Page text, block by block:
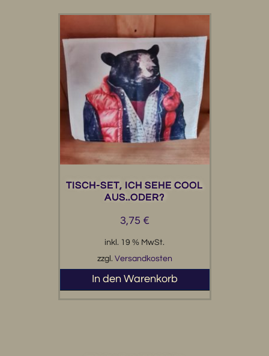
TISCH-SET, ICH SEHE COOL
AUS..ODER?
3,75 €
inkl. 19 % MwSt.
zzgl. Versandkosten
In den Warenkorb